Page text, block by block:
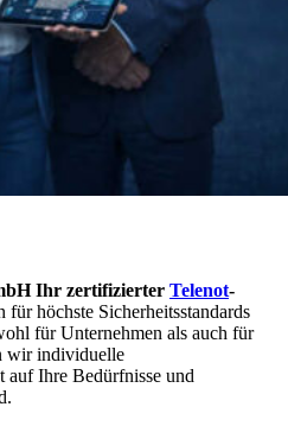
Ihr zertifizierter Telenot-
für höchste Sicherheitsstandards
für Unternehmen als auch für
wir individuelle
auf Ihre Bedürfnisse und